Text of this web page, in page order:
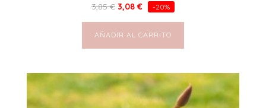
3,85€ 3,08 € -20%
AÑADIR AL CARRITO